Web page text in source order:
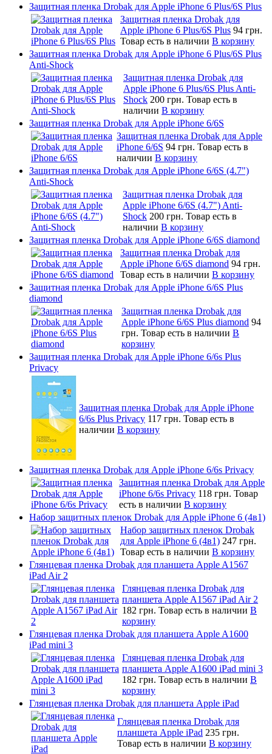
Защитная пленка Drobak для Apple iPhone 6 Plus/6S Plus
Защитная пленка Drobak для
Apple iPhone 6 Plus/6S Plus 94 грн.
Товар есть в наличии В корзину
Защитная пленка Drobak для Apple iPhone 6 Plus/6S Plus
Anti-Shock
Защитная пленка Drobak для
Apple iPhone 6 Plus/6S Plus Anti-
Shock 200 грн. Товар есть в
наличии В корзину
Защитная пленка Drobak для Apple iPhone 6/6S
Защитная пленка Drobak для Apple
iPhone 6/6S 94 грн. Товар есть в
наличии В корзину
Защитная пленка Drobak для Apple iPhone 6/6S (4.7")
Anti-Shock
Защитная пленка Drobak для
Apple iPhone 6/6S (4.7") Anti-
Shock 200 грн. Товар есть в
наличии В корзину
Защитная пленка Drobak для Apple iPhone 6/6S diamond
Защитная пленка Drobak для
Apple iPhone 6/6S diamond 94 грн.
Товар есть в наличии В корзину
Защитная пленка Drobak для Apple iPhone 6/6S Plus
diamond
Защитная пленка Drobak для
Apple iPhone 6/6S Plus diamond 94
грн. Товар есть в наличии В
корзину
Защитная пленка Drobak для Apple iPhone 6/6s Plus
Privacy
Защитная пленка Drobak для Apple iPhone
6/6s Plus Privacy 117 грн. Товар есть в
наличии В корзину
Защитная пленка Drobak для Apple iPhone 6/6s Privacy
Защитная пленка Drobak для Apple
iPhone 6/6s Privacy 118 грн. Товар
есть в наличии В корзину
Набор защитных пленок Drobak для Apple iPhone 6 (4в1)
Набор защитных пленок Drobak
для Apple iPhone 6 (4в1) 247 грн.
Товар есть в наличии В корзину
Глянцевая пленка Drobak для планшета Apple A1567
iPad Air 2
Глянцевая пленка Drobak для
планшета Apple A1567 iPad Air 2
182 грн. Товар есть в наличии В
корзину
Глянцевая пленка Drobak для планшета Apple A1600
iPad mini 3
Глянцевая пленка Drobak для
планшета Apple A1600 iPad mini 3
182 грн. Товар есть в наличии В
корзину
Глянцевая пленка Drobak для планшета Apple iPad
Глянцевая пленка Drobak для
планшета Apple iPad 235 грн.
Товар есть в наличии В корзину